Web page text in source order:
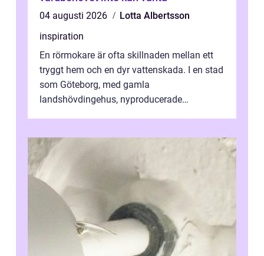
04 augusti 2026
Lotta Albertsson
inspiration
En rörmokare är ofta skillnaden mellan ett
tryggt hem och en dyr vattenskada. I en stad
som Göteborg, med gamla
landshövdingehus, nyproducerade